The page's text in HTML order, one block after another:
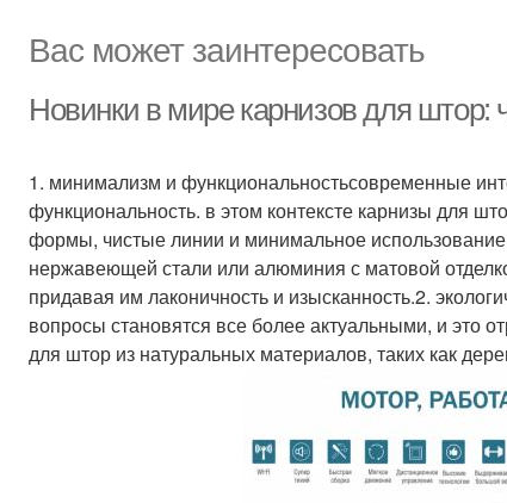
Вас может заинтересовать
Новинки в мире карнизов для штор:
1. минимализм и функциональностьсовременные
функциональность. в этом контексте карнизы для
формы, чистые линии и минимальное
нержавеющей стали или алюминия с матовой
придавая им лаконичность и изысканность.2.
вопросы становятся все более актуальными, и это
для штор из натуральных материалов, таких как